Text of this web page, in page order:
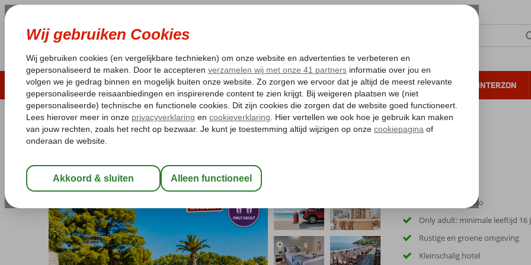
LAST MINUTE ZOMER 2026 ZONVAKANTIE VERRE REIZEN ALL INCLUSIVE WINTERZON
Pakketgarantie Laagsteprijsgarantie* Gratis annuleren*
Home
Griekenland Lesbos
Fly & Go Aquamare
All Inclusive Hotel
Inclusief huurauto
Only adult: minimale leeftijd 16
Rustige en groene omgeving
Kleinschalig hotel